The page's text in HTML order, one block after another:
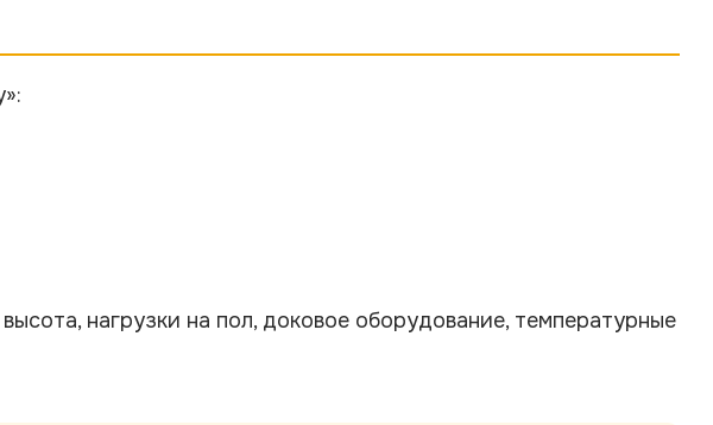
нагрузки на пол, доковое оборудование, температурные